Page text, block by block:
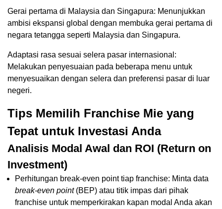
Gerai pertama di Malaysia dan Singapura: Menunjukkan
ambisi ekspansi global dengan membuka gerai pertama di
negara tetangga seperti Malaysia dan Singapura.
Adaptasi rasa sesuai selera pasar internasional:
Melakukan penyesuaian pada beberapa menu untuk
menyesuaikan dengan selera dan preferensi pasar di luar
negeri.
Tips Memilih Franchise Mie yang
Tepat untuk Investasi Anda
Analisis Modal Awal dan ROI (Return on
Investment)
Perhitungan break-even point tiap franchise: Minta data
break-even point(BEP) atau titik impas dari pihak
franchise untuk memperkirakan kapan modal Anda akan